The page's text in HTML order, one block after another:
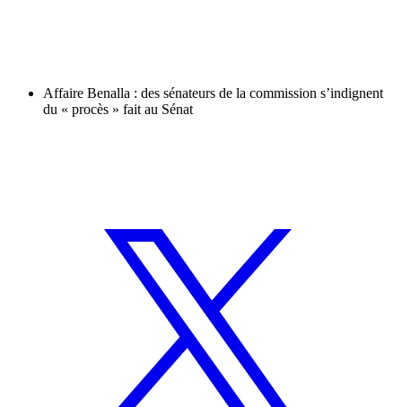
Affaire Benalla : des sénateurs de la commission s’indignent
du « procès » fait au Sénat